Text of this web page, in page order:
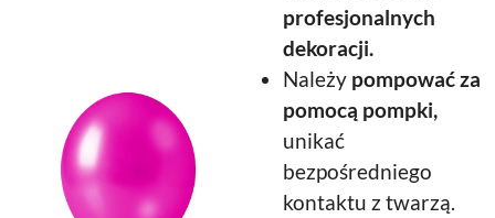
profesjonalnych
dekoracji.
Należy pompować za
pomocą pompki,
unikać
bezpośredniego
kontaktu z twarzą.